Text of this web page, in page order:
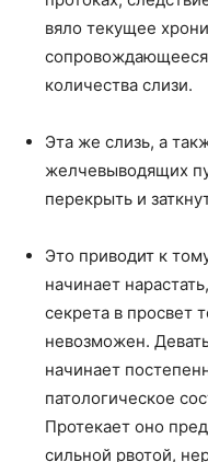
вяло текущее
количества слизи.
Эта же слизь, а
желчевыводящих
перекрыть и
Это приводит к
начинает
секрета в просвет
невозможен.
начинает
патологическое
Протекает оно
сильной рвотой,